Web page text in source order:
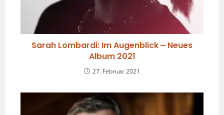
Sarah Lombardi: Im Augenblick ⎼ Neues
Album 2021
27. Februar 2021